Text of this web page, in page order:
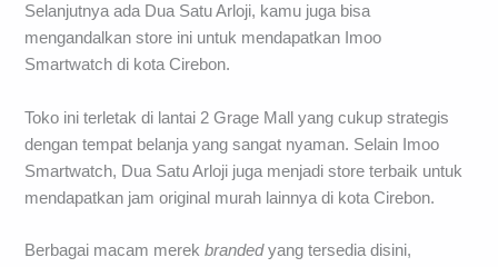
Selanjutnya ada Dua Satu Arloji, kamu juga bisa
mengandalkan store ini untuk mendapatkan Imoo
Smartwatch di kota Cirebon.
Toko ini terletak di lantai 2 Grage Mall yang cukup strategis
dengan tempat belanja yang sangat nyaman. Selain Imoo
Smartwatch, Dua Satu Arloji juga menjadi store terbaik untuk
mendapatkan jam original murah lainnya di kota Cirebon.
Berbagai macam merekbrandedyang tersedia disini,